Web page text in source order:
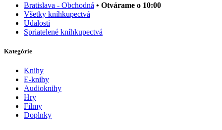
Bratislava - Obchodná • Otvárame o 10:00
Všetky kníhkupectvá
Udalosti
Spriatelené kníhkupectvá
Kategórie
Knihy
E-knihy
Audioknihy
Hry
Filmy
Doplnky